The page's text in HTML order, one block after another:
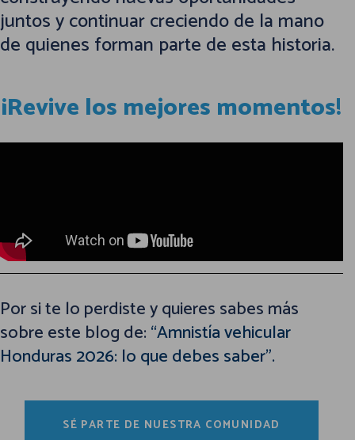
juntos y continuar creciendo de la mano
de quienes forman parte de esta historia.
¡Revive los mejores momentos!
Por si te lo perdiste y quieres sabes más
sobre este blog de:“Amnistía vehicular
Honduras 2026: lo que debes saber”.
SÉ PARTE DE NUESTRA COMUNIDAD